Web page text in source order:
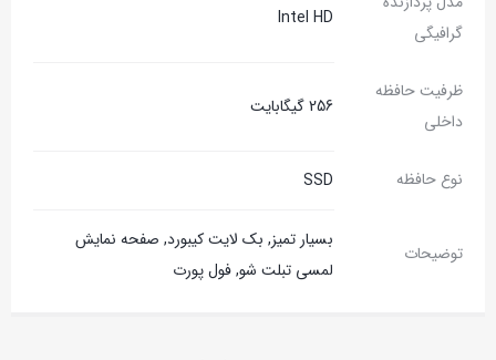
گرافیگی
Intel HD
ظرفیت حافظه
داخلی
256 گیگابایت
نوع حافظه SSD
توضیحات
بسیار تمیز, بک لایت کیبورد, صفحه نمایش
لمسی تبلت شو, فول پورت